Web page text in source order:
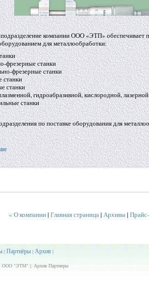
компании ООО «ЭТП» обеспечивает
для металлообработки:
фрезерные станки
фрезерные станки
станки
станки
гидроабразивной, кислородной,
станки
по поставке оборудования для
« О компании| Главная страница| Архивы|
| Партнёры| Архив|
ООО "ЭТМ" |: Архив Партнеры